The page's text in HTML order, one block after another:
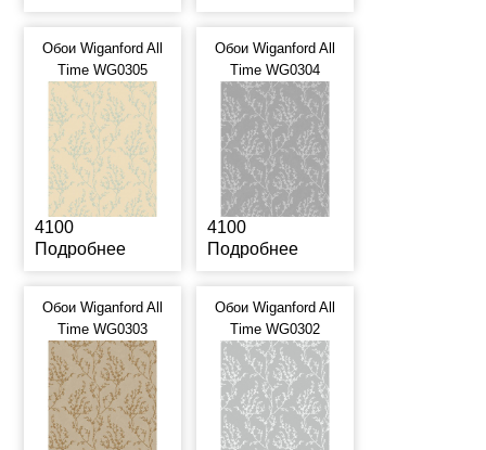
Обои Wiganford All
Time WG0305
4100
Подробнее
Обои Wiganford All
Time WG0304
4100
Подробнее
Обои Wiganford All
Time WG0303
Обои Wiganford All
Time WG0302